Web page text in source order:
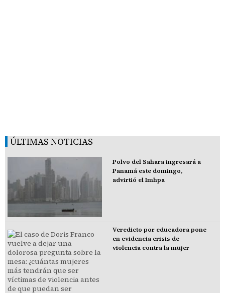
ÚLTIMAS NOTICIAS
Polvo del Sahara ingresará a
Panamá este domingo,
advirtió el Imhpa
Veredicto por educadora pone
en evidencia crisis de
violencia contra la mujer